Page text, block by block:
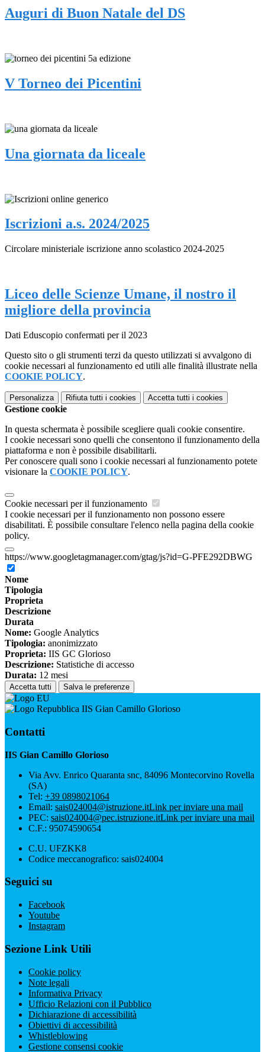
Auguri di Buon Natale del DS
V Torneo dei Picentini
Una giornata da liceale
Iscrizioni a.s. 2024/2025
Circolare ministeriale iscrizione anno scolastico 2024-2025
Liceo delle Scienze Umane, il nostro il
migliore della provincia
Dati Eduscopio confermati per il 2023
Questo sito o gli strumenti terzi da questo utilizzati si avvalgono di
cookie necessari al funzionamento ed utili alle finalità illustrate nella
COOKIE POLICY.
Personalizza Rifiuta tutti i cookies Accetta tutti i cookies
Gestione cookie
In questa schermata è possibile scegliere quali cookie consentire.
I cookie necessari sono quelli che consentono il funzionamento della
piattaforma e non è possibile disabilitarli.
Per conoscere quali sono i cookie necessari al funzionamento potete
visionare la COOKIE POLICY.
Cookie necessari per il funzionamento
I cookie necessari per il funzionamento non possono essere
disabilitati. È possibile consultare l'elenco nella pagina della cookie
policy.
https://www.googletagmanager.com/gtag/js?id=G-PFE292DBWG
Nome
Tipologia
Proprieta
Descrizione
Durata
Nome: Google Analytics
Tipologia: anonimizzato
Proprieta: IIS GC Glorioso
Descrizione: Statistiche di accesso
Durata: 12 mesi
Accetta tutti Salva le preferenze
IIS Gian Camillo Glorioso
Contatti
IIS Gian Camillo Glorioso
Via Avv. Enrico Quaranta snc, 84096 Montecorvino Rovella
(SA)
Tel: +39 0898021064
Email: sais024004@istruzione.itLink per inviare una mail
PEC: sais024004@pec.istruzione.itLink per inviare una mail
C.F.: 95074590654
C.U. UFZKK8
Codice meccanografico: sais024004
Seguici su
Facebook
Youtube
Instagram
Sezione Link Utili
Cookie policy
Note legali
Informativa Privacy
Ufficio Relazioni con il Pubblico
Dichiarazione di accessibilità
Obiettivi di accessibilità
Whistleblowing
Gestione consensi cookie